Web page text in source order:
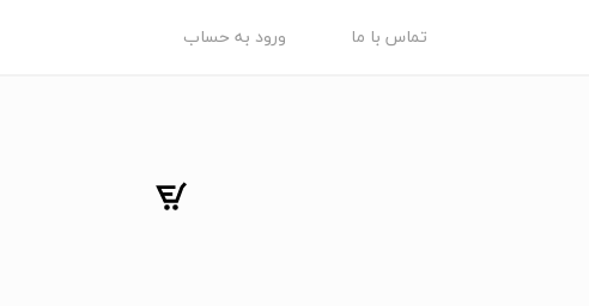
تماس با ما ورود به حساب